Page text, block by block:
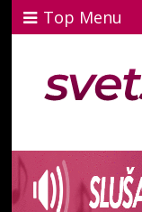
Top Menu